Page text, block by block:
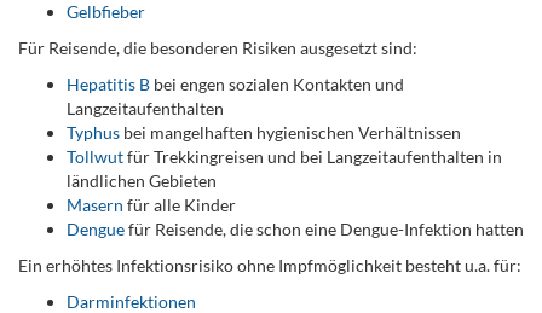
Gelbfieber
Für Reisende, die besonderen Risiken ausgesetzt sind:
Hepatitis B bei engen sozialen Kontakten und
Langzeitaufenthalten
Typhus bei mangelhaften hygienischen Verhältnissen
Tollwutfür Trekkingreisen und bei Langzeitaufenthalten in
ländlichen Gebieten
Masern für alle Kinder
Denguefür Reisende, die schon eine Dengue-Infektion hatten
Ein erhöhtes Infektionsrisiko ohne Impfmöglichkeit besteht u.a. für:
Darminfektionen